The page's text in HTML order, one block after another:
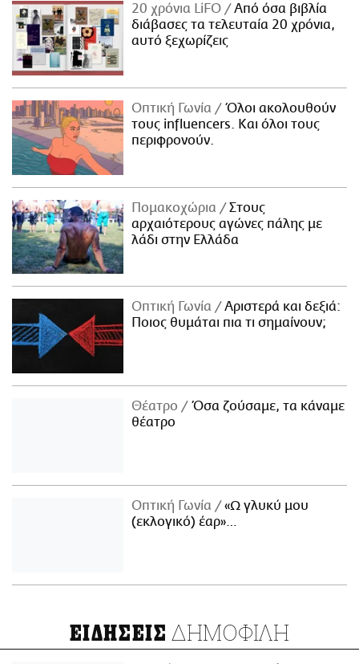
20 χρόνια LiFO
Από όσα βιβλία
διάβασες τα τελευταία 20 χρόνια,
αυτό ξεχωρίζεις
Οπτική Γωνία
Όλοι ακολουθούν
τους influencers. Και όλοι τους
περιφρονούν.
Πομακοχώρια
Στους
αρχαιότερους αγώνες πάλης με
λάδι στην Ελλάδα
Οπτική Γωνία
Αριστερά και δεξιά:
Ποιος θυμάται πια τι σημαίνουν;
Θέατρο
Όσα ζούσαμε, τα κάναμε
θέατρο
Οπτική Γωνία
«Ω γλυκύ μου
(εκλογικό) έαρ»…
ΕΙΔΗΣΕΙΣ ΔΗΜΟΦΙΛΗ